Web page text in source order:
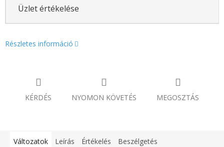
Üzlet értékelése
Részletes információ
KÉRDÉS NYOMON KÖVETÉS MEGOSZTÁS
Változatok Leírás Értékelés Beszélgetés